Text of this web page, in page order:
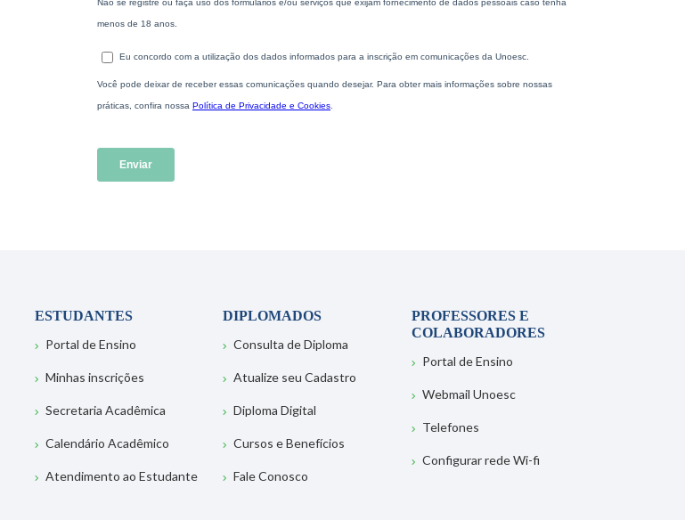
ESTUDANTES
Portal de Ensino
Minhas inscrições
Secretaria Acadêmica
Calendário Acadêmico
Atendimento ao Estudante
DIPLOMADOS
Consulta de Diploma
Atualize seu Cadastro
Diploma Digital
Cursos e Benefícios
Fale Conosco
PROFESSORES E
COLABORADORES
Portal de Ensino
Webmail Unoesc
Telefones
Configurar rede Wi-fi